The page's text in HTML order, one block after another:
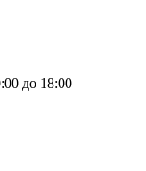
до 18:00